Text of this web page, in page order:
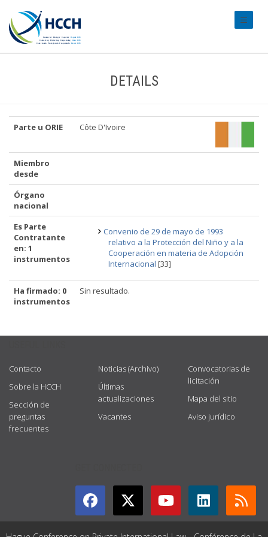
DETAILS
Parte u ORIE Côte D'Ivoire
Miembro
desde
Órgano
nacional
Es Parte
Contratante
en: 1
instrumentos
Convenio de 29 de mayo de 1993
relativo a la Protección del Niño y a la
Cooperación en materia de Adopción
Internacional [33]
Ha firmado: 0
instrumentos
Sin resultado.
Contacto
Sobre la HCCH
Sección de
preguntas
frecuentes
Noticias (Archivo)
Últimas
actualizaciones
Vacantes
Convocatorias de
licitación
Mapa del sitio
Aviso jurídico